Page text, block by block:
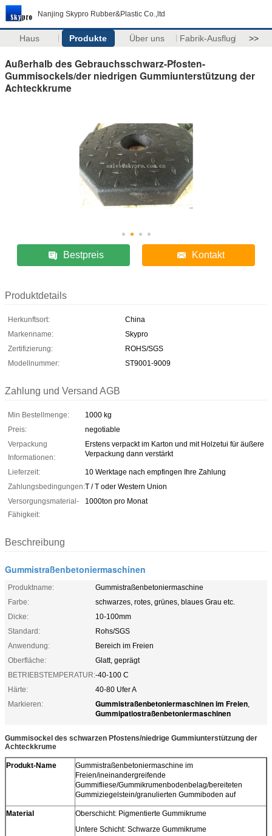
Nanjing Skypro Rubber&Plastic Co.,ltd
Haus Produkte Über uns Fabrik-Ausflug >>
Außerhalb des Gebrauchsschwarz-Pfosten-
Gummisockels/der niedrigen Gummiunterstützung der
Achteckkrume
Bestpreis Kontakt
Produktdetails
Herkunftsort:
China
Markenname:
Skypro
Zertifizierung:
ROHS/SGS
Modellnummer:
ST9001-9009
Zahlung und Versand AGB
Min Bestellmenge:
1000 kg
Preis:
negotiable
Verpackung
Informationen:
Erstens verpackt im Karton und mit Holzetui für äußere
Verpackung dann verstärkt
Lieferzeit:
10 Werktage nach empfingen Ihre Zahlung
Zahlungsbedingungen:T / T oder Western Union
Versorgungsmaterial-
Fähigkeit:
1000ton pro Monat
Beschreibung
Gummistraßenbetoniermaschinen
Produktname:
Gummistraßenbetoniermaschine
Farbe:
schwarzes, rotes, grünes, blaues Grau etc.
Dicke:
10-100mm
Standard:
Rohs/SGS
Anwendung:
Bereich im Freien
Oberfläche:
Glatt, geprägt
BETRIEBSTEMPERATUR:-40-100 C
Härte:
40-80 Ufer A
Markieren:
Gummistraßenbetoniermaschinen im Freien,
Gummipatiostraßenbetoniermaschinen
Gummisockel des schwarzen Pfostens/niedrige Gummiunterstützung der
Achteckkrume
Produkt-Name
Gummistraßenbetoniermaschine im
Freien/ineinandergreifende
Gummifliese/Gummikrumenbodenbelag/bereiteten
Gummiziegelstein/granulierten Gummiboden auf
Material
Oberschicht: Pigmentierte Gummikrume
Untere Schicht: Schwarze Gummikrume